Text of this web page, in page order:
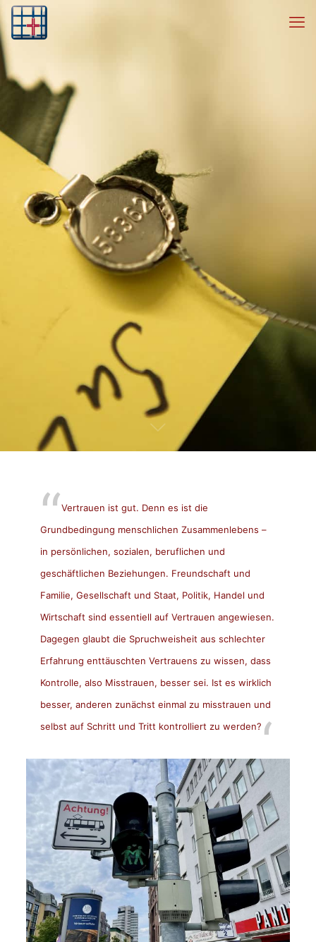
Vertrauen ist gut. Denn es ist die
Grundbedingung menschlichen Zusammenlebens –
in persönlichen, sozialen, beruflichen und
geschäftlichen Beziehungen. Freundschaft und
Familie, Gesellschaft und Staat, Politik, Handel und
Wirtschaft sind essentiell auf Vertrauen angewiesen.
Dagegen glaubt die Spruchweisheit aus schlechter
Erfahrung enttäuschten Vertrauens zu wissen, dass
Kontrolle, also Misstrauen, besser sei. Ist es wirklich
besser, anderen zunächst einmal zu misstrauen und
selbst auf Schritt und Tritt kontrolliert zu werden?